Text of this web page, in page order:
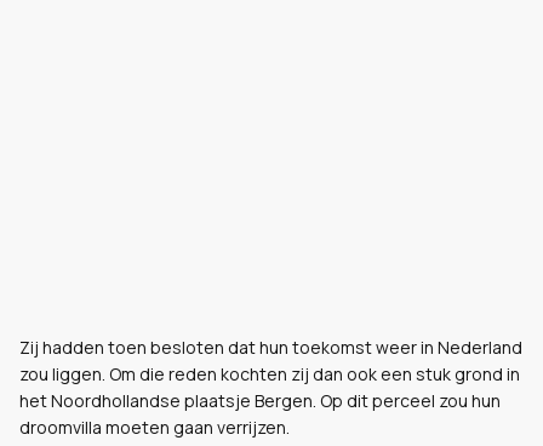
Zij hadden toen besloten dat hun toekomst weer in Nederland
zou liggen. Om die reden kochten zij dan ook een stuk grond in
het Noordhollandse plaatsje Bergen. Op dit perceel zou hun
droomvilla moeten gaan verrijzen.